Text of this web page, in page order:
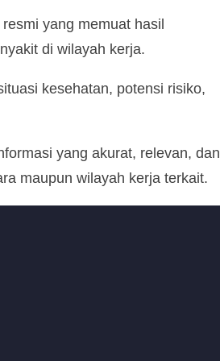
yang memuat hasil
di wilayah kerja.
kesehatan, potensi risiko,
yang akurat, relevan, dan
maupun wilayah kerja terkait.